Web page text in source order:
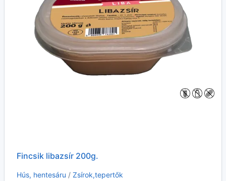
Fincsik libazsír 200g.
Hús, hentesáru / Zsírok,tepertők